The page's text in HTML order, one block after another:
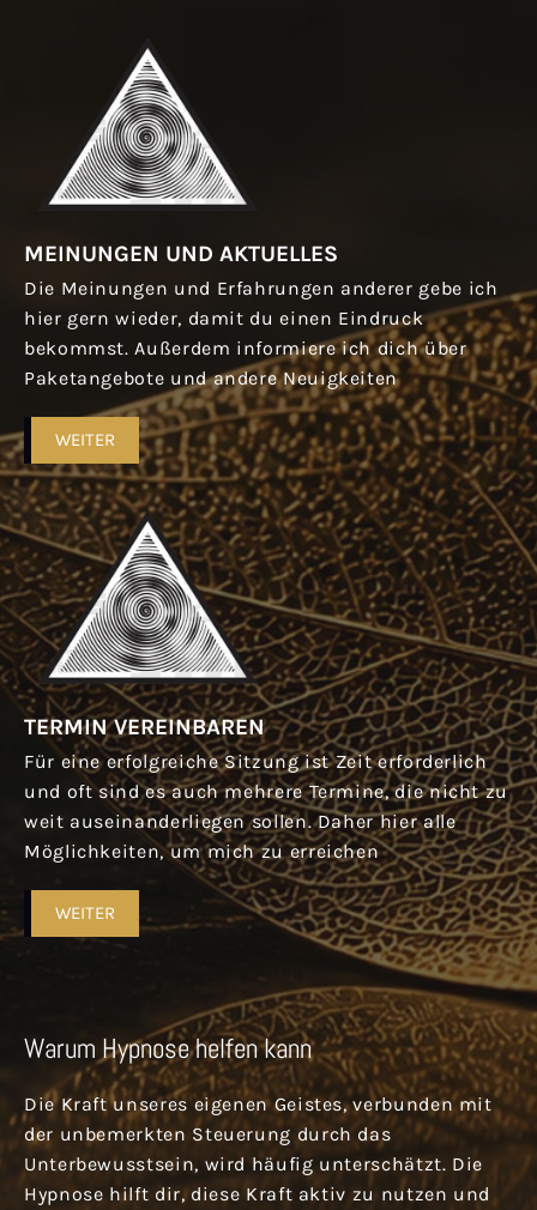
MEINUNGEN UND AKTUELLES
Die Meinungen und Erfahrungen anderer gebe ich
hier gern wieder, damit du einen Eindruck
bekommst. Außerdem informiere ich dich über
Paketangebote und andere Neuigkeiten
WEITER
TERMIN VEREINBAREN
Für eine erfolgreiche Sitzung ist Zeit erforderlich
und oft sind es auch mehrere Termine, die nicht zu
weit auseinanderliegen sollen. Daher hier alle
Möglichkeiten, um mich zu erreichen
WEITER
Warum Hypnose helfen kann
Die Kraft unseres eigenen Geistes, verbunden mit
der unbemerkten Steuerung durch das
Unterbewusstsein, wird häufig unterschätzt. Die
Hypnose hilft dir, diese Kraft aktiv zu nutzen und